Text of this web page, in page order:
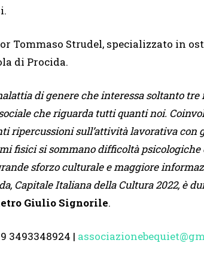
Tommaso Strudel, specializzato in
di Procida.
di genere che interessa soltanto
che riguarda tutti quanti noi.
ripercussioni sull’attività lavorativa con
fisici si sommano difficoltà
sforzo culturale e maggiore
Capitale Italiana della Cultura 2022, è
Giulio Signorile.
3493348924 |